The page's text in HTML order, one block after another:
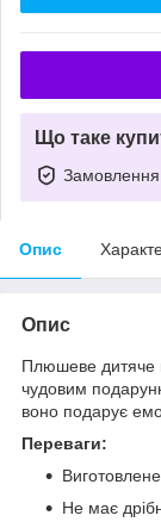
Що таке
Замовлення
Опис
Опис
Плюшеве дитяче
чудовим
воно подарує
Переваги:
Виготовлене
Не має